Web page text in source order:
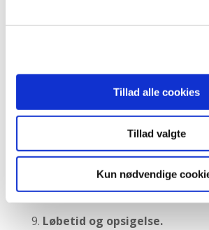
Tillad alle cookies
Tillad valgte
Kun nødvendige
økonomisystem), har ikke
tidspunktet for kvartalsvis
Tilknytning af betalingskort er
prisen på udvalgte
omkostninger til tredje part
og betalingskort indløser)
og har ikke indflydelse på
kvartalsvis betalings
Løbetid og opsigelse.